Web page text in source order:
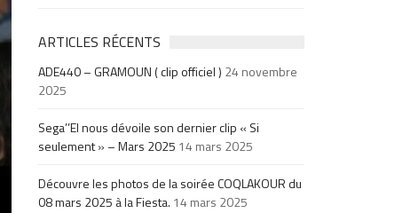
ARTICLES RÉCENTS
ADE440 – GRAMOUN ( clip officiel ) 24 novembre
2025
Sega’’El nous dévoile son dernier clip « Si
seulement » – Mars 2025 14 mars 2025
Découvre les photos de la soirée COQLAKOUR du
08 mars 2025 à la Fiesta. 14 mars 2025